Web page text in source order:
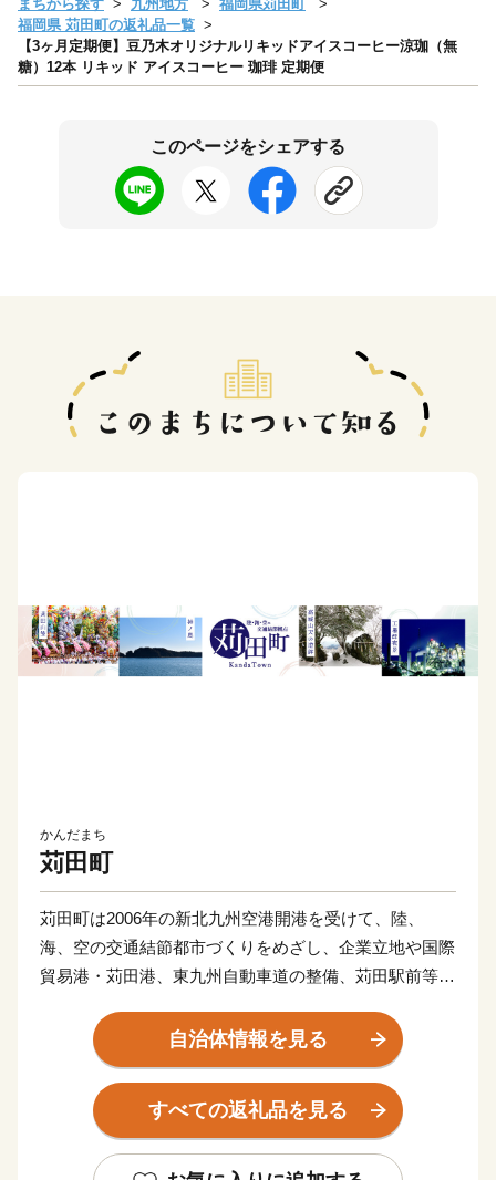
まちから探す 九州地方
福岡県苅田町
福岡県 苅田町の返礼品一覧
【3ヶ月定期便】豆乃木オリジナルリキッドアイスコーヒー涼珈（無
糖）12本 リキッド アイスコーヒー 珈琲 定期便
このページをシェアする
かんだまち
苅田町
苅田町は2006年の新北九州空港開港を受けて、陸、
海、空の交通結節都市づくりをめざし、企業立地や国際
貿易港・苅田港、東九州自動車道の整備、苅田駅前等の
臨海部には、日本有数の企業が立地しており、特に自動
車産業については、九州を代表する一大集積地として飛
躍しています。
苅田町では、産業の発展を町民の皆様の心豊かな生活に
自治体情報を見る
すべての返礼品を見る